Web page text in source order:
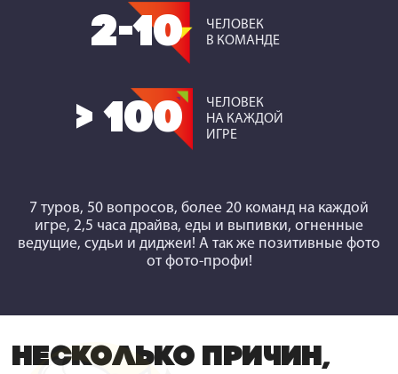
2-10
ЧЕЛОВЕК
В КОМАНДЕ
> 100
ЧЕЛОВЕК
НА КАЖДОЙ
ИГРЕ
7 туров, 50 вопросов, более 20 команд на каждой
игре, 2,5 часа драйва, еды и выпивки, огненные
ведущие, судьи и диджеи! А так же позитивные фото
от фото-профи!
НЕСКОЛЬКО ПРИЧИН,